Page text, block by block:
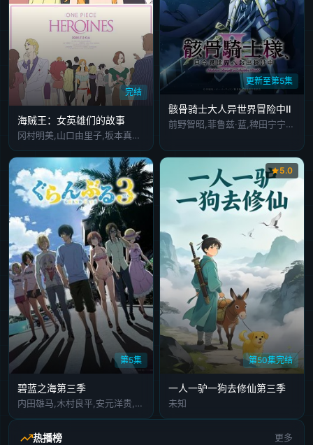
完结
海贼王：女英雄们的故事
冈村明美,山口由里子,坂本真绫,子安武人
更新至第5集
骸骨骑士大人异世界冒险中Ⅱ
前野智昭,菲鲁兹·蓝,稗田宁宁,富田美忧,关俊彦,小野贤章,上田瞳,诹访部顺一,赤羽根健治,四宫豪,江口拓也,大久保瑠美,鸟海浩辅,皆口裕子,竹内良太,大西沙织,山根绮,逢田梨香子,河西健吾,白石稔,石田彰
第5集
碧蓝之海第三季
内田雄马,木村良平,安元洋贵,小西克幸,安济知佳,内田真礼,行成桃姬,阿澄佳奈,山根绮,江口拓也,榎木淳弥,花江夏树,罗伯特·沃特曼,福山润,诸星堇,青山吉能,川田绅司,水树奈奈,市道真央,大原沙耶香,濑户麻沙美,洲崎绫
第50集完结
5.0
一人一驴一狗去修仙第三季
未知
热播榜 更多